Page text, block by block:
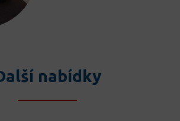
nabídky